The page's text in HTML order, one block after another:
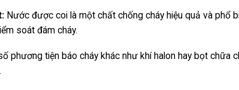
Nước được coi là một chất chống cháy hiệu quả và phổ
soát đám cháy.
phương tiện báo cháy khác như khí halon hay bọt chữa